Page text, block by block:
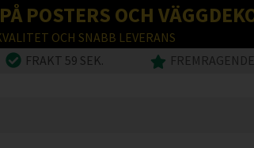
POSTERS OCH
OCH SNABB LEVERANS
FRAKT 59 SEK.